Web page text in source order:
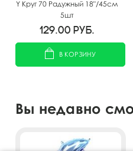
Y Круг 70 Радужный 18"/45см
5шт
129.00 руб.
В КОРЗИНУ
Вы недавно